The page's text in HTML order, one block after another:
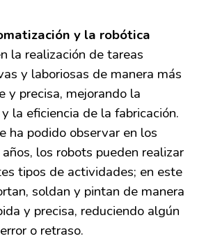
y la robótica
la realización de tareas
y laboriosas de manera más
y precisa, mejorando la
la eficiencia de la fabricación.
ha podido observar en los
los robots pueden realizar
tipos de actividades; en este
soldan y pintan de manera
y precisa, reduciendo algún
o retraso.